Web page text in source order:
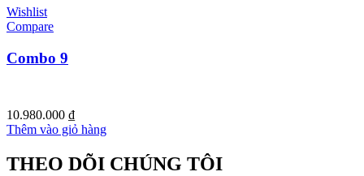
Wishlist
Compare
Combo 9
10.980.000 ₫
Thêm vào giỏ hàng
THEO DÕI CHÚNG TÔI